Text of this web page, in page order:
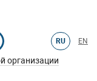
RU EN
организации